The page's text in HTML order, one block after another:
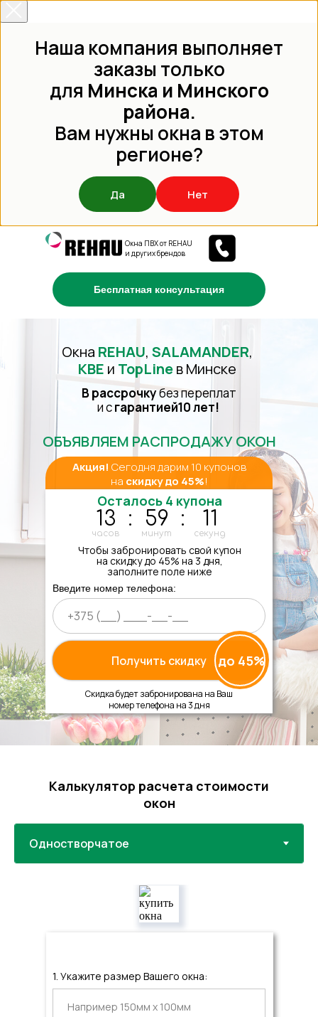
Наша компания выполняет
заказы только
для Минска и Минского
района.
Вам нужны окна в этом
регионе?
Да Нет
Бесплатная консультация
Окна ПВХ от REHAU
и других брендов
Окна REHAU, SALAMANDER,
KBE и TopLineв Минске
Введите номер телефона:
Получить скидку
Осталось 4 купона
В рассрочкубез переплат
и сгарантией10 лет!
Акция! Сегодня дарим 10 купонов
на скидку до 45%!
Скидка будет забронирована на Ваш
номер телефона на 3 дня
до 45%
ОБЪЯВЛЯЕМ РАСПРОДАЖУ ОКОН
Чтобы забронировать свой купон
на скидку до 45% на 3 дня,
заполните поле ниже
13
часов
: 59
минут
: 10
секунд
10 лет!
Калькулятор расчета стоимости
окон
1. Укажите размер Вашего окна: